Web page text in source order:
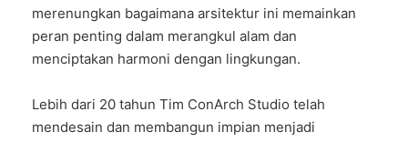
merenungkan bagaimana arsitektur ini memainkan
peran penting dalam merangkul alam dan
menciptakan harmoni dengan lingkungan.
Lebih dari 20 tahun Tim ConArch Studio telah
mendesain dan membangun impian menjadi